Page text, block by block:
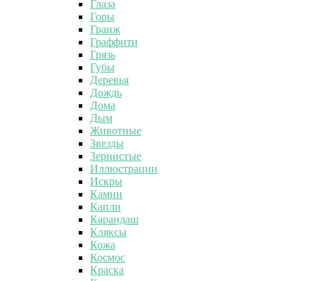
Глаза
Горы
Гранж
Граффити
Грязь
Губы
Деревья
Дождь
Дома
Дым
Животные
Звезды
Зернистые
Иллюстрации
Искры
Камни
Капли
Карандаш
Кляксы
Кожа
Космос
Краска